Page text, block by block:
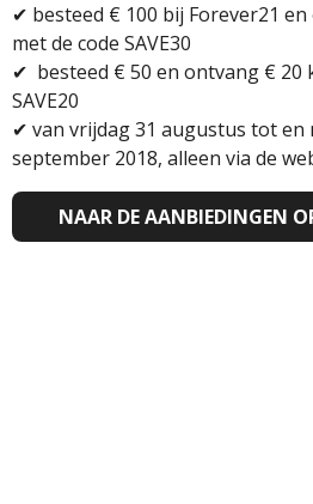
✔ besteed € 100 bij Forever21
met de code SAVE30
✔ besteed € 50 en ontvang € 20
SAVE20
✔ van vrijdag 31 augustus tot en
september 2018, alleen via de
NAAR DE AANBIEDINGEN